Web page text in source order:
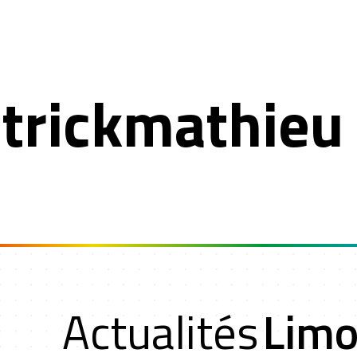
Actualités